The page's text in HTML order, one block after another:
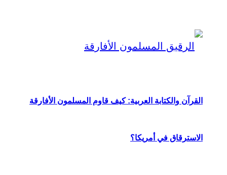
القرآن والكتابة العربية: كيف قاوم المسلمون الأفارقة
الاسترقاق في أمريكا؟